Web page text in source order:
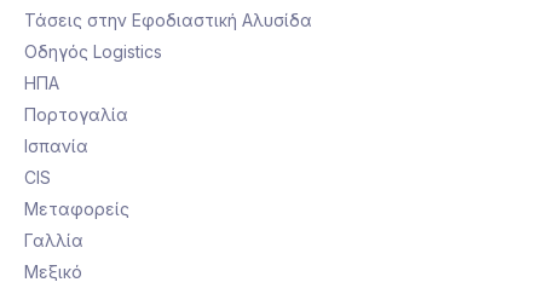
Τάσεις στην Εφοδιαστική Αλυσίδα
Οδηγός Logistics
ΗΠΑ
Πορτογαλία
Ισπανία
CIS
Μεταφορείς
Γαλλία
Μεξικό